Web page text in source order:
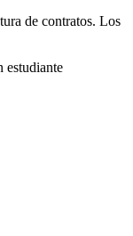
de contratos. Los
estudiante